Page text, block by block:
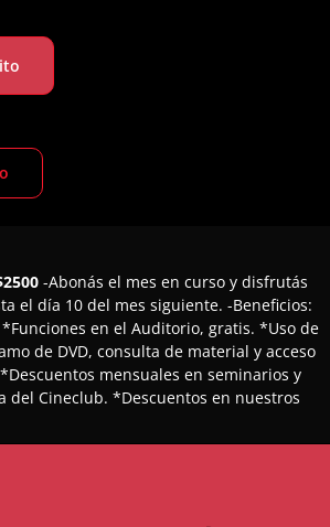
-Abonás el mes en curso y disfrutás
el día 10 del mes siguiente. -Beneficios:
en el Auditorio, gratis. *Uso de
de DVD, consulta de material y acceso
mensuales en seminarios y
del Cineclub. *Descuentos en nuestros